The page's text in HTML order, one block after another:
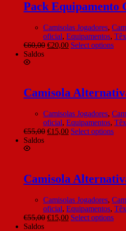
Pack Equipamento
Camisolas Jogadores,
oficial, Equipamentos,
€60,00 €20,00 Select options
Saldos
Camisola
Camisolas Jogadores,
oficial, Equipamentos,
€55,00 €15,00 Select options
Saldos
Camisola
Camisolas Jogadores,
oficial, Equipamentos,
€55,00 €15,00 Select options
Saldos